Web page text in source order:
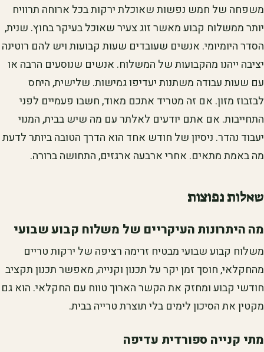
משפחה של חמש נפשות שאוכלת ירקות בכל ארוחה תרוויח
יותר ממשלוח קבוע מאשר זוג צעיר שאוכל בעיקר בחוץ. שנית,
הסדר היומיומי. אנשים שעובדים שעות קבועות ויש להם רוטינה
יציבה ייהנו מהקבועות של המשלוח. אנשים שנוסעים הרבה או
עם שעות עבודה משתנות יעדיפו גמישות. שלישית, היחס
לבזבוז מזון. אם זה מטריד אתכם מאוד, חשבו פעמיים לפני
התחייבות. אם אתם יודעים לאלתר עם מה שיש בבית, המנוי
יעבוד נהדר. ניסיון של חודש אחד הוא הדרך הטובה ביותר לדעת
מה באמת מתאים. אחרי ארבעה ארגזים, התחושה ברורה.
שאלות נפוצות
מה היתרונות העיקריים של משלוח קבוע שבועי
משלוח קבוע שבועי מבטיח זרימה רציפה של ירקות טריים
מהחקלאי, חוסך זמן יקר על תכנון וקנייה, מאפשר תכנון תקציב
חודשי קבוע ומחזק את הקשר הארוך טווח עם החקלאי. הוא גם
מקטין את הסיכון לימים בלי תוצרת טרייה בבית.
מתי קנייה ספורדית עדיפה